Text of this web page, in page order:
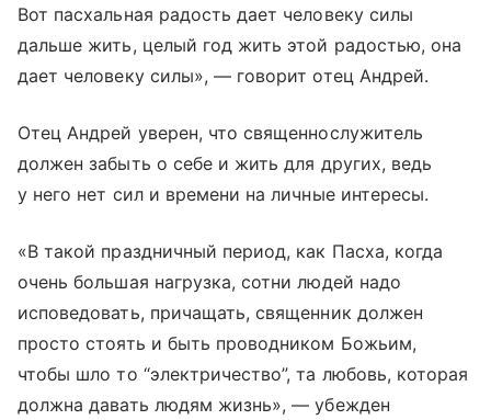
Вот пасхальная радость дает человеку силы
дальше жить, целый год жить этой радостью, она
дает человеку силы», — говорит отец Андрей.
Отец Андрей уверен, что священнослужитель
должен забыть о себе и жить для других, ведь
у него нет сил и времени на личные интересы.
«В такой праздничный период, как Пасха, когда
очень большая нагрузка, сотни людей надо
исповедовать, причащать, священник должен
просто стоять и быть проводником Божьим,
чтобы шло то “электричество”, та любовь, которая
должна давать людям жизнь», — убежден